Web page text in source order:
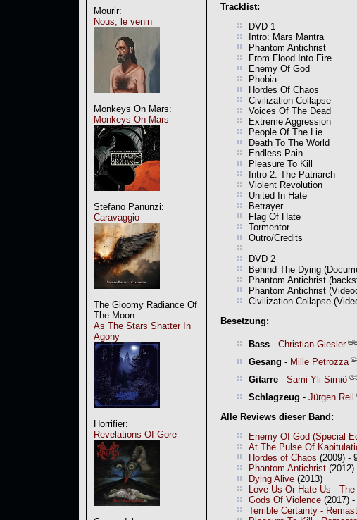
Mourir:
Nous, le venin
Monkeys On Mars:
Monkeys On Mars
Stefano Panunzi:
Caravaggio
The Gloomy Radiance Of
The Moon:
As The Stars Shatter In
Agony
Horrifier:
Revelations Of Gore
Tracklist:
DVD 1
Intro: Mars Mantra
Phantom Antichrist
From Flood Into Fire
Enemy Of God
Phobia
Hordes Of Chaos
Civilization Collapse
Voices Of The Dead
Extreme Aggression
People Of The Lie
Death To The World
Endless Pain
Pleasure To Kill
Intro 2: The Patriarch
Violent Revolution
United In Hate
Betrayer
Flag Of Hate
Tormentor
Outro/Credits
DVD 2
Behind The Dying
Phantom Antichrist
Phantom Antichrist
Civilization Collapse
Besetzung:
Bass - Christian Giesler
Gesang - Mille Petrozza
Gitarre - Sami Yli-Sirniö
Schlagzeug - Jürgen Reil
Alle Reviews dieser Band:
Enemy Of God (Special
At The Pulse Of
Hordes of Chaos (2009) -
Phantom Antichrist
Dying Alive (2013)
Love Us Or Hate Us -
Gods Of Violence (2017)
Terrible Certainty -